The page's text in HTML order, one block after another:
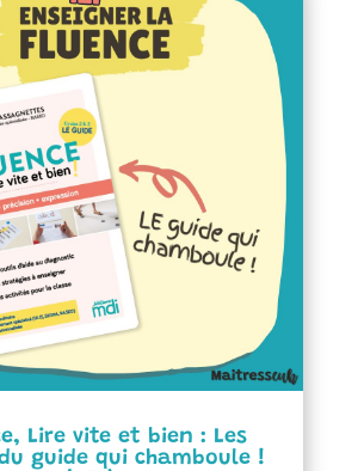
Lire vite et bien : Les
guide qui chamboule !